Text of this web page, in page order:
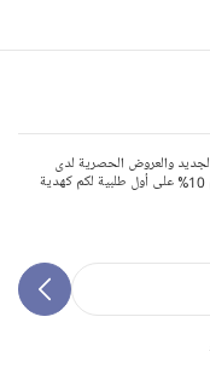
والعروض الحصرية لدى
تشلدرن صالون، واستمتعوا بخصم 10% على أول طلبية لكم كهدية